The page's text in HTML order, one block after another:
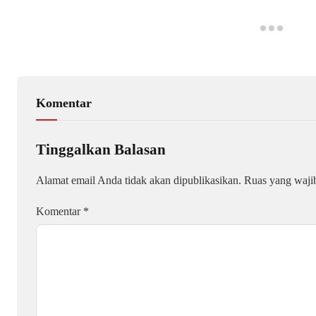
Komentar
Tinggalkan Balasan
Alamat email Anda tidak akan dipublikasikan. Ruas yang
Komentar *